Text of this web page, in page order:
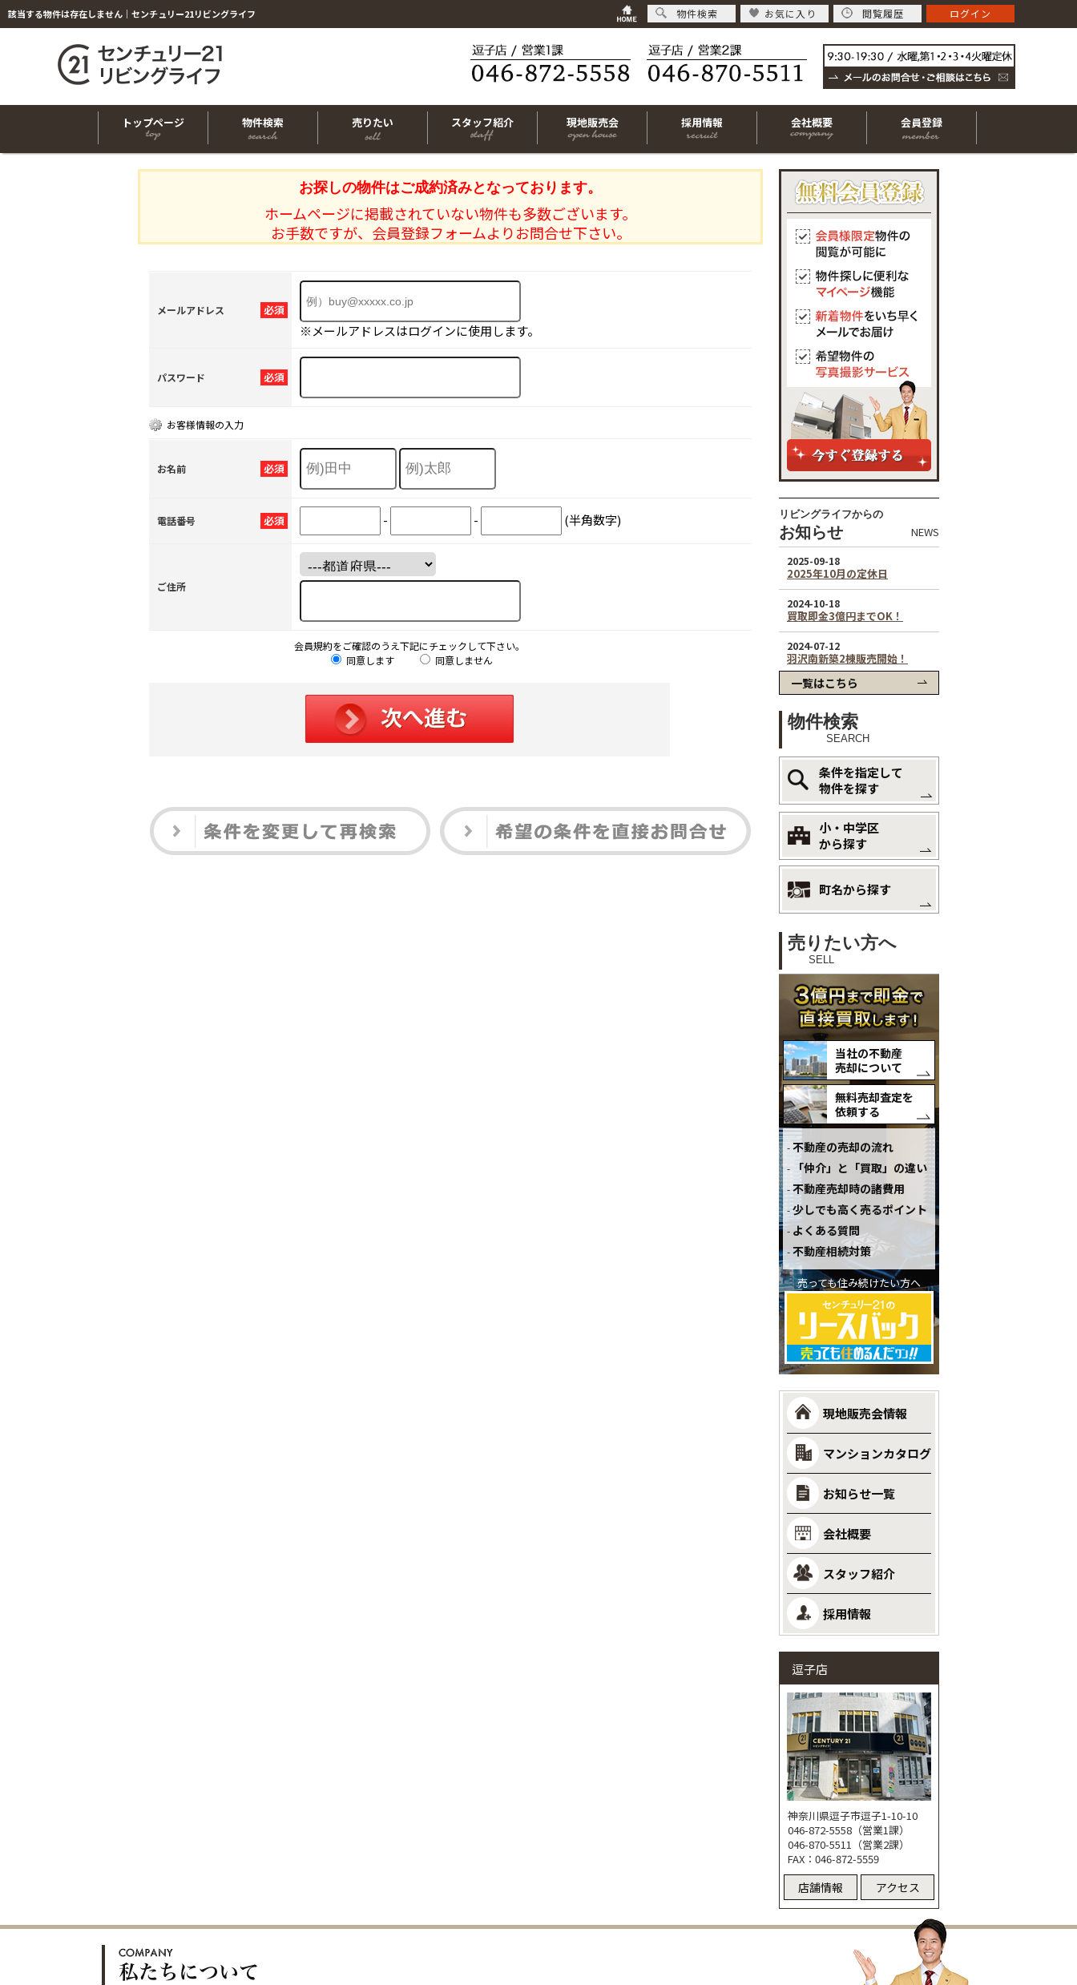
該当する物件は存在しません｜センチュリー21リビングライフ
トップページ 物件検索 売りたい スタッフ紹介 現地販売会 採用情報 会社概要 会員登録
お探しの物件はご成約済みとなっております。
ホームページに掲載されていない物件も多数ございます。
お手数ですが、会員登録フォームよりお問合せ下さい。
必須
メールアドレス
※メールアドレスはログインに使用します。
必須
パスワード
お客様情報の入力
必須
お名前
必須
電話番号 - - (半角数字)
ご住所
会員規約をご確認のうえ下記にチェックして下さい。
同意します
同意しません
リビングライフからの
お知らせ NEWS
一覧はこちら
物件検索
SEARCH
条件を指定して
物件を探す
小・中学区
から探す
町名から探す
売りたい方へ
SELL
当社の不動産
売却について
無料売却査定を
依頼する
不動産の売却の流れ
「仲介」と「買取」の違い
不動産売却時の諸費用
少しでも高く売るポイント
よくある質問
不動産相続対策
売っても住み続けたい方へ
現地販売会情報
マンションカタログ
お知らせ一覧
会社概要
スタッフ紹介
採用情報
逗子店
神奈川県逗子市逗子1-10-10
046-872-5558（営業1課）
046-870-5511（営業2課）
FAX：046-872-5559
店舗情報 アクセス
物件検索 お気に入り 閲覧履歴 ログイン